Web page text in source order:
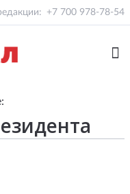
+7 700 978-78-54